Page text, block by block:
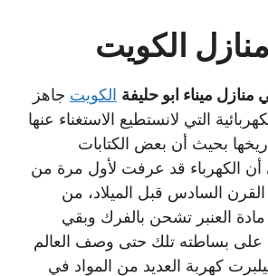
الكويت
منازل ميناء ابو حليفة الكويت جاهز
التي لانستطيع الاستغناء عنها
بحيث أن بعض الكتابات
أن الكهرباء قد عرفت لأول مرة من
السادس قبل الميلاد، من
العنبر تشحن بالفرك وبقي
على بساطته تلك حتى وصف العالم
كهربة العديد من المواد في